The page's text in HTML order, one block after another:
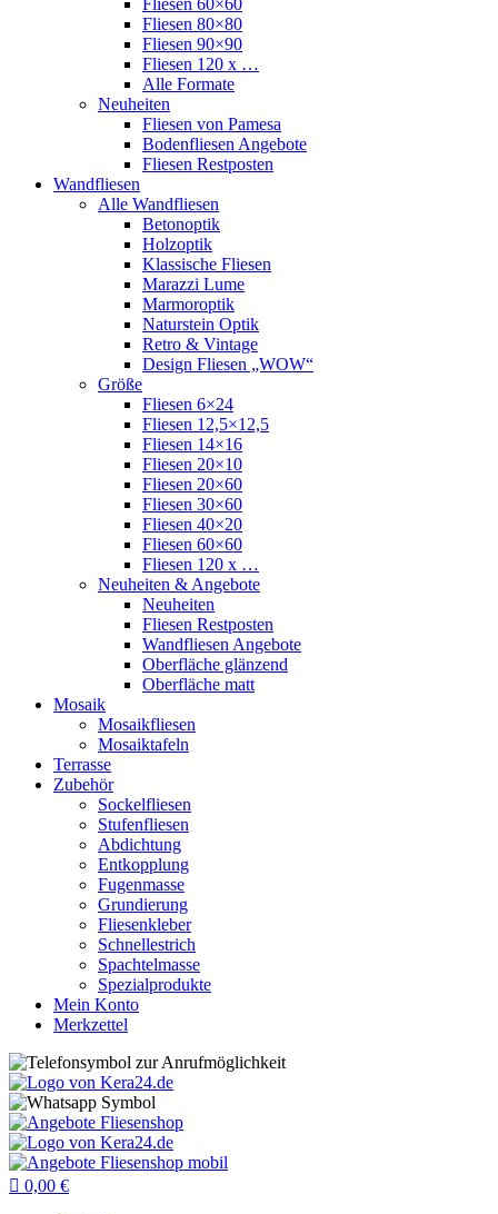
Fliesen 60×60
Fliesen 80×80
Fliesen 90×90
Fliesen 120 x …
Alle Formate
Neuheiten
Fliesen von Pamesa
Bodenfliesen Angebote
Fliesen Restposten
Wandfliesen
Alle Wandfliesen
Betonoptik
Holzoptik
Klassische Fliesen
Marazzi Lume
Marmoroptik
Naturstein Optik
Retro & Vintage
Design Fliesen „WOW“
Größe
Fliesen 6×24
Fliesen 12,5×12,5
Fliesen 14×16
Fliesen 20×10
Fliesen 20×60
Fliesen 30×60
Fliesen 40×20
Fliesen 60×60
Fliesen 120 x …
Neuheiten & Angebote
Neuheiten
Fliesen Restposten
Wandfliesen Angebote
Oberfläche glänzend
Oberfläche matt
Mosaik
Mosaikfliesen
Mosaiktafeln
Terrasse
Zubehör
Sockelfliesen
Stufenfliesen
Abdichtung
Entkopplung
Fugenmasse
Grundierung
Fliesenkleber
Schnellestrich
Spachtelmasse
Spezialprodukte
Mein Konto
Merkzettel
 0,00 €